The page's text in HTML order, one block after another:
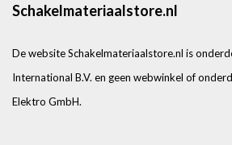
Schakelmateriaalstore.nl
De website Schakelmateriaalstore.nl is
International B.V. en geen webwinkel of
Elektro GmbH.